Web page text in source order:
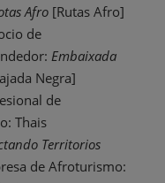
Afro [Rutas Afro]
de
Embaixada
Negra]
de
Thais
Territorios
de Afroturismo: